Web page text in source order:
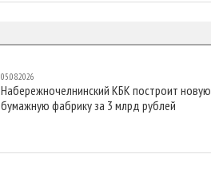
05.08.2026
Набережночелнинский КБК построит новую
бумажную фабрику за 3 млрд рублей